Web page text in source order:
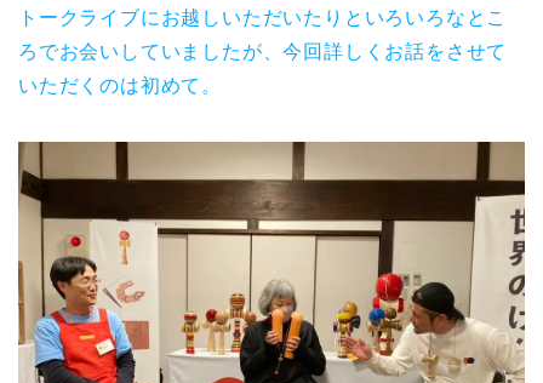
トークライブにお越しいただいたりといろいろなとこ
ろでお会いしていましたが、今回詳しくお話をさせて
いただくのは初めて。